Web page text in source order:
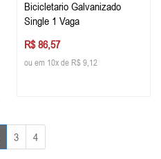
Bicicletario Galvanizado
Single 1 Vaga
R$ 86,57
ou em 10x de R$ 9,12
3 4